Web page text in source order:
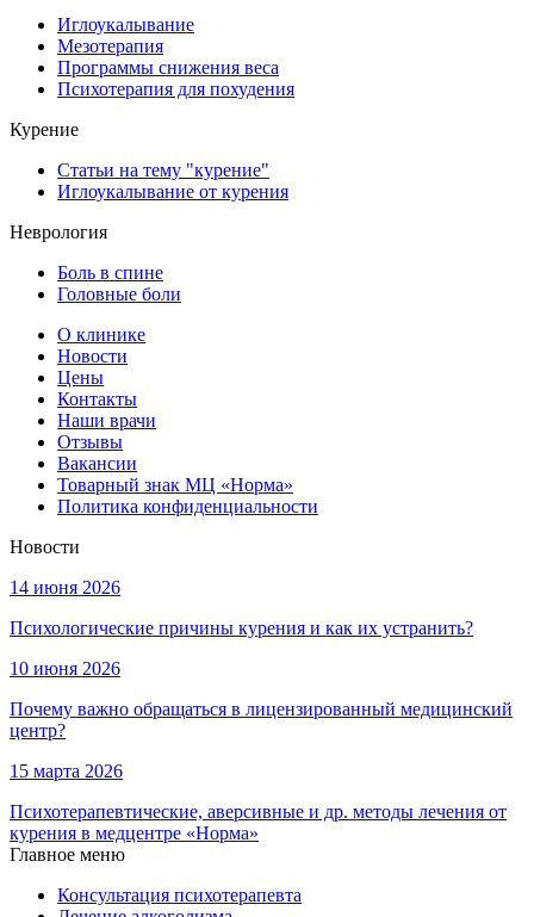
Иглоукалывание
Мезотерапия
Программы снижения веса
Психотерапия для похудения
Курение
Статьи на тему "курение"
Иглоукалывание от курения
Неврология
Боль в спине
Головные боли
О клинике
Новости
Цены
Контакты
Наши врачи
Отзывы
Вакансии
Товарный знак МЦ «Норма»
Политика конфиденциальности
Новости
14 июня 2026
Психологические причины курения и как их устранить?
10 июня 2026
Почему важно обращаться в лицензированный медицинский
центр?
15 марта 2026
Психотерапевтические, аверсивные и др. методы лечения от
курения в медцентре «Норма»
Главное меню
Консультация психотерапевта